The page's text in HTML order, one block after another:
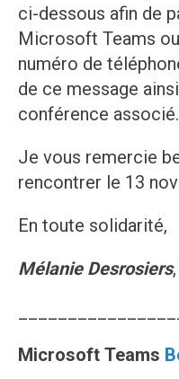
ci-dessous afin de
Microsoft Teams
numéro de
de ce message
conférence associé.
Je vous remercie
rencontrer le 13
En toute solidarité,
Mélanie Desrosiers,
Microsoft Teams